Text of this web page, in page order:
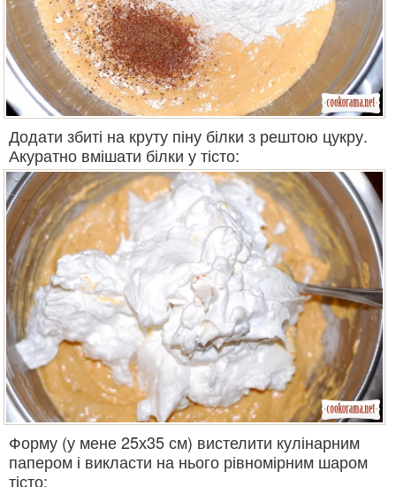
Додати збиті на круту піну білки з рештою цукру.
Акуратно вмішати білки у тісто:
Форму (у мене 25х35 см) вистелити кулінарним
папером і викласти на нього рівномірним шаром
тісто: